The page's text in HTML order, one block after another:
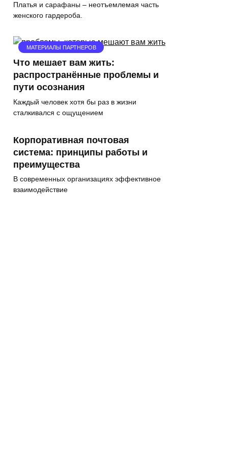
Платья и сарафаны – неотъемлемая часть
женского гардероба.
МАТЕРИАЛЫ ПАРТНЕРОВ
Что мешает вам жить:
распространённые проблемы и
пути осознания
Каждый человек хотя бы раз в жизни
сталкивался с ощущением
Корпоративная почтовая
система: принципы работы и
преимущества
В современных организациях эффективное
взаимодействие